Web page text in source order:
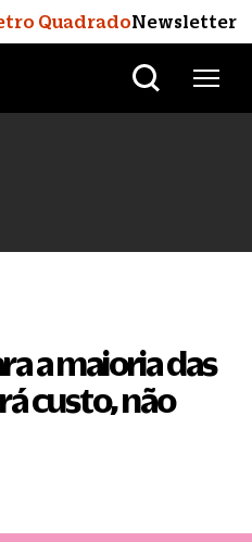
QuadradoNewsletter
a maioria das
custo, não